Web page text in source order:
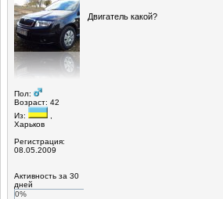
Пол:
Возраст: 42
Из:
Харьков
Регистрация:
08.05.2009
Активность за 30
дней
0%
Двигатель какой?